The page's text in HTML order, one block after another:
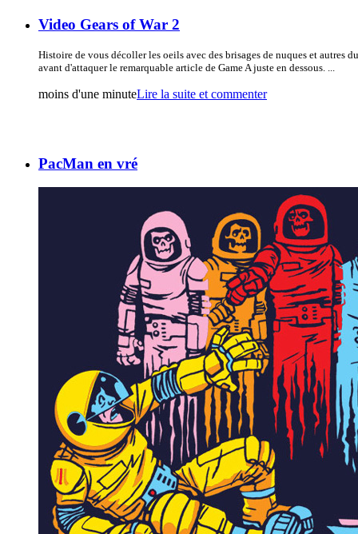
Video Gears of War 2
Histoire de vous décoller les oeils avec des brisages de nuques et autres
avant d'attaquer le remarquable article de Game A juste en dessous. ...
moins d'une minuteLire la suite et commenter
PacMan en vré